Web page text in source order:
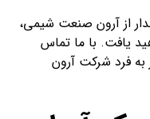
از آرون صنعت شیمی،
یافت. با ما تماس
به فرد شرکت آرون